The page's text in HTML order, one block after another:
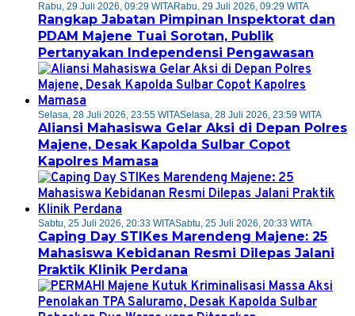
Rabu, 29 Juli 2026, 09:29 WITARabu, 29 Juli 2026, 09:29 WITA
Rangkap Jabatan Pimpinan Inspektorat dan
PDAM Majene Tuai Sorotan, Publik
Pertanyakan Independensi Pengawasan
Selasa, 28 Juli 2026, 23:55 WITASelasa, 28 Juli 2026, 23:59 WITA
Aliansi Mahasiswa Gelar Aksi di Depan Polres
Majene, Desak Kapolda Sulbar Copot
Kapolres Mamasa
Sabtu, 25 Juli 2026, 20:33 WITASabtu, 25 Juli 2026, 20:33 WITA
Caping Day STIKes Marendeng Majene: 25
Mahasiswa Kebidanan Resmi Dilepas Jalani
Praktik Klinik Perdana